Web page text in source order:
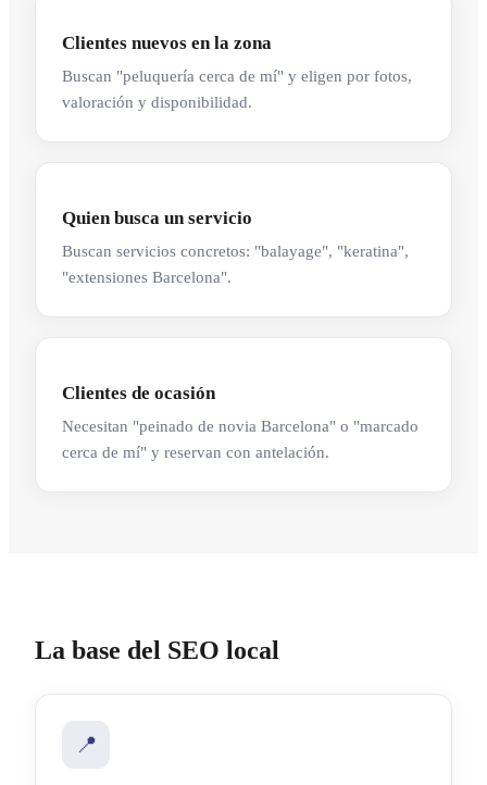
Clientes nuevos en la zona
Buscan "peluquería cerca de mí" y eligen por fotos,
valoración y disponibilidad.
Quien busca un servicio
Buscan servicios concretos: "balayage", "keratina",
"extensiones Barcelona".
Clientes de ocasión
Necesitan "peinado de novia Barcelona" o "marcado
cerca de mí" y reservan con antelación.
La base del SEO local
📍